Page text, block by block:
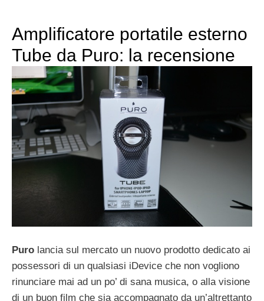
Amplificatore portatile esterno
Tube da Puro: la recensione
Puro lancia sul mercato un nuovo prodotto dedicato ai
possessori di un qualsiasi iDevice che non vogliono
rinunciare mai ad un po’ di sana musica, o alla visione
di un buon film che sia accompagnato da un’altrettanto